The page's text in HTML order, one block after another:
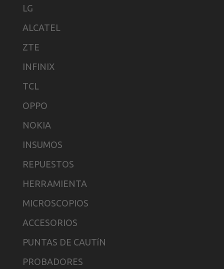
LG
ALCATEL
ZTE
INFINIX
TCL
OPPO
NOKIA
INSUMOS
REPUESTOS
HERRAMIENTA
MICROSCOPIOS
ACCESORIOS
PUNTAS DE CAUTíN
PROBADORES